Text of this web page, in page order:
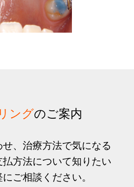
ングのご案内
、治療方法で気になる
方法について知りたい
ご相談ください。